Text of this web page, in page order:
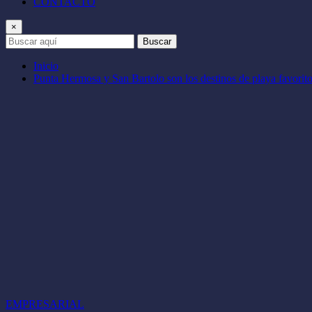
×
Buscar
Inicio
Punta Hermosa y San Bartolo son los destinos de playa
EMPRESARIAL